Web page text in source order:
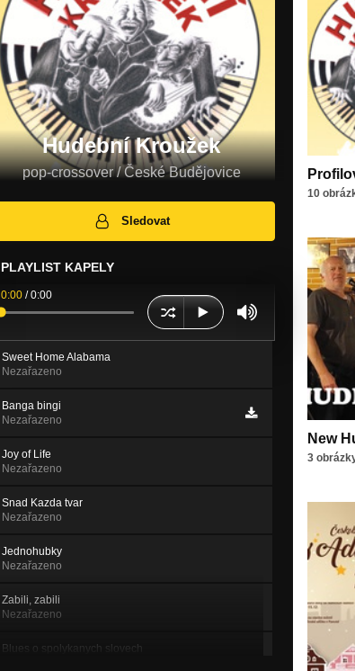
Hudební Kroužek
pop-crossover / České Budějovice
Sledovat
PLAYLIST KAPELY
0:00 /0:00
Sweet Home Alabama
Nezařazeno
Banga bingi
Nezařazeno
Joy of Life
Nezařazeno
Snad Kazda tvar
Nezařazeno
Jednohubky
Nezařazeno
Zabili, zabili
Nezařazeno
Blues o spolykanych slovech
10
New
3